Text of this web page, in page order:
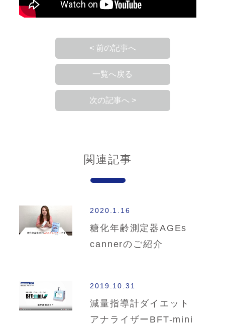
< 前の記事へ
一覧へ戻る
次の記事へ >
関連記事
2020.1.16
糖化年齢測定器AGEs
cannerのご紹介
2019.10.31
減量指導計ダイエット
アナライザーBFT-mini